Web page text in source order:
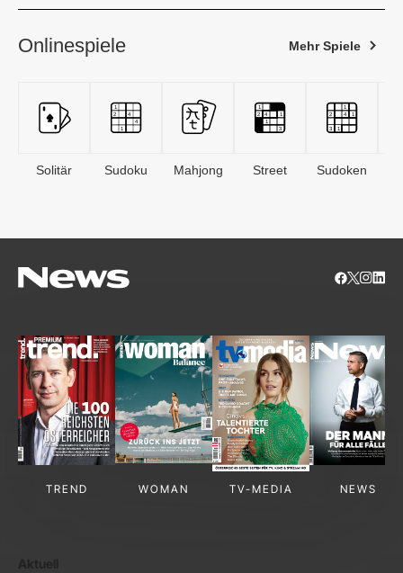
Onlinespiele Mehr Spiele
Solitär Sudoku Mahjong Street Sudoken
TREND WOMAN TV-MEDIA NEWS